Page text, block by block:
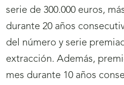
serie de 300.000 euros,
durante 20 años
del número y serie
extracción. Además,
mes durante 10 años